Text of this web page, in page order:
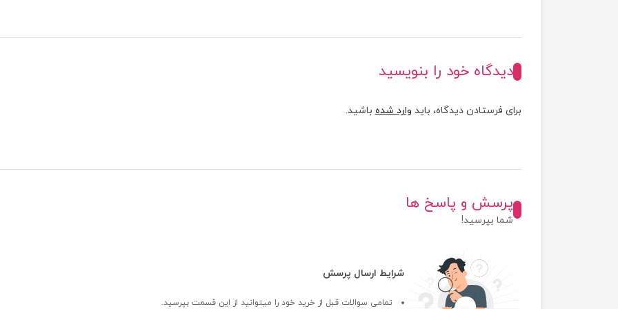
دیدگاه خود را بنویسید
برای فرستادن دیدگاه، باید وارد شدهباشید.
پرسش و پاسخ ها
شما بپرسید!
شرایط ارسال پرسش
تمامی سوالات قبل از خرید خود را میتوانید از این قسمت بپرسید.